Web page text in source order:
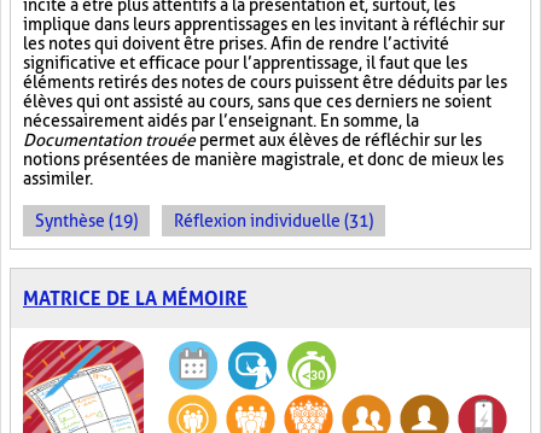
incite à être plus attentifs à la présentation et, surtout, les
implique dans leurs apprentissages en les invitant à réfléchir sur
les notes qui doivent être prises. Afin de rendre l’activité
significative et efficace pour l’apprentissage, il faut que les
éléments retirés des notes de cours puissent être déduits par les
élèves qui ont assisté au cours, sans que ces derniers ne soient
nécessairement aidés par l’enseignant. En somme, la
Documentation trouéepermet aux élèves de réfléchir sur les
notions présentées de manière magistrale, et donc de mieux les
assimiler.
Synthèse (19) Réflexion individuelle (31)
MATRICE DE LA MÉMOIRE